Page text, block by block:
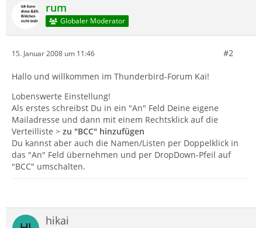
rum
Globaler Moderator
15. Januar 2008 um 11:46 #2
Hallo und willkommen im Thunderbird-Forum Kai!
Lobenswerte Einstellung!
Als erstes schreibst Du in ein "An" Feld Deine eigene
Mailadresse und dann mit einem Rechtsklick auf die
Verteilliste > zu "BCC" hinzufügen
Du kannst aber auch die Namen/Listen per Doppelklick in
das "An" Feld übernehmen und per DropDown-Pfeil auf
"BCC" umschalten.
hikai